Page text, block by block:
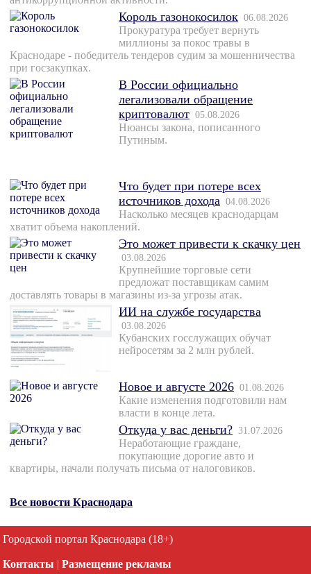
Король газонокосилок 06.08.2026
Прокуратура требует вернуть
миллионы за покос травы в
Краснодаре - победитель тендеров судим за мошенничества
при госзакупках.
В России официально
легализовали обращение
криптовалют 05.08.2026
Нюансы закона, пописанного
Путиным.
Что будет при потере всех
источников дохода 04.08.2026
Насколько месяцев краснодарцам
хватит объема накоплений.
Это может привести к скачку цен
03.08.2026
Крупнейшие торговые сети
предложат поставщикам самим
доставлять товары в магазины из-за угрозы атак.
ИИ на службе государства
03.08.2026
Кубанских госслужащих обучат
нейросетям за 2 млн рублей.
Новое и августе 2026 01.08.2026
Какие изменения подготовили нам
власти в конце лета.
Откуда у вас деньги? 31.07.2026
Неработающие граждане,
покупающие дорогие авто и
квартиры, начали получать письма от налоговиков.
Все новости Краснодара
Городской портал Краснодара (18+)
Контакты | Размещение рекламы